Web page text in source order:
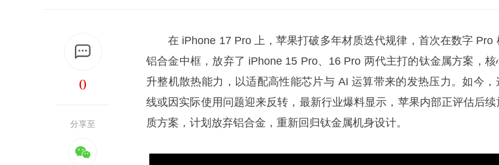
0
分享至
在 iPhone 17 Pro 上，苹果打破多年材质迭代规律，首次在数字 Pro
铝合金中框，放弃了 iPhone 15 Pro、16 Pro 两代主打的钛金属方案，核
升整机散热能力，以适配高性能芯片与 AI 运算带来的发热压力。如今，
线或因实际使用问题迎来反转，最新行业爆料显示，苹果内部正评估后
质方案，计划放弃铝合金，重新回归钛金属机身设计。